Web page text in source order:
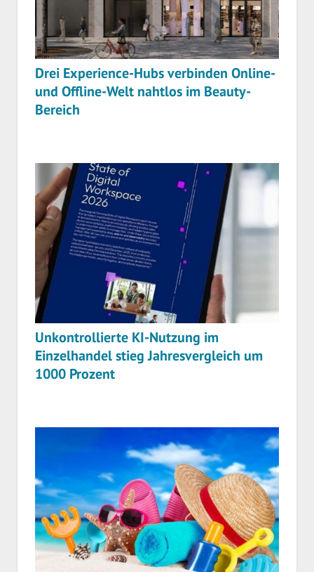
Drei Experience-Hubs verbinden Online-
und Offline-Welt nahtlos im Beauty-
Bereich
Unkontrollierte KI-Nutzung im
Einzelhandel stieg Jahresvergleich um
1000 Prozent